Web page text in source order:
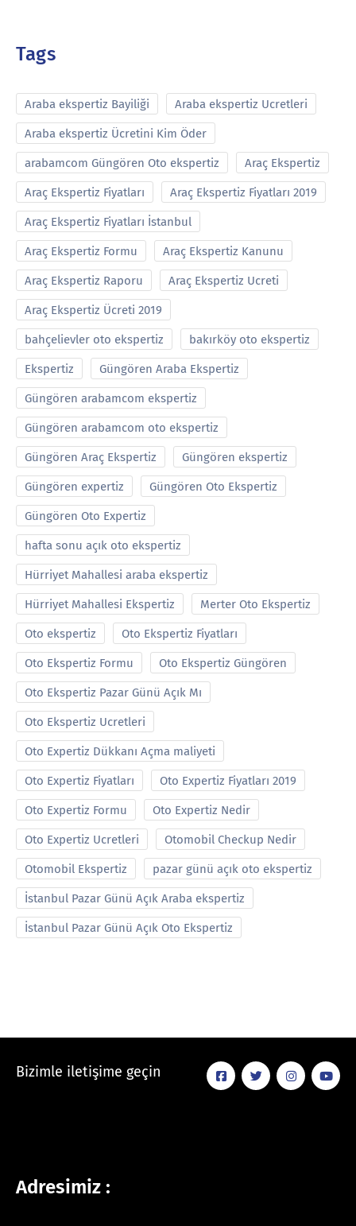
Tags
Araba ekspertiz Bayiliği Araba ekspertiz Ucretleri
Araba ekspertiz Ücretini Kim Öder
arabamcom Güngören Oto ekspertiz Araç Ekspertiz
Araç Ekspertiz Fiyatları Araç Ekspertiz Fiyatları 2019
Araç Ekspertiz Fiyatları İstanbul
Araç Ekspertiz Formu Araç Ekspertiz Kanunu
Araç Ekspertiz Raporu Araç Ekspertiz Ucreti
Araç Ekspertiz Ücreti 2019
bahçelievler oto ekspertiz bakırköy oto ekspertiz
Ekspertiz Güngören Araba Ekspertiz
Güngören arabamcom ekspertiz
Güngören arabamcom oto ekspertiz
Güngören Araç Ekspertiz Güngören ekspertiz
Güngören expertiz Güngören Oto Ekspertiz
Güngören Oto Expertiz
hafta sonu açık oto ekspertiz
Hürriyet Mahallesi araba ekspertiz
Hürriyet Mahallesi Ekspertiz Merter Oto Ekspertiz
Oto ekspertiz Oto Ekspertiz Fiyatları
Oto Ekspertiz Formu Oto Ekspertiz Güngören
Oto Ekspertiz Pazar Günü Açık Mı
Oto Ekspertiz Ucretleri
Oto Expertiz Dükkanı Açma maliyeti
Oto Expertiz Fiyatları Oto Expertiz Fiyatları 2019
Oto Expertiz Formu Oto Expertiz Nedir
Oto Expertiz Ucretleri Otomobil Checkup Nedir
Otomobil Ekspertiz pazar günü açık oto ekspertiz
İstanbul Pazar Günü Açık Araba ekspertiz
İstanbul Pazar Günü Açık Oto Ekspertiz
Bizimle iletişime geçin
Adresimiz :